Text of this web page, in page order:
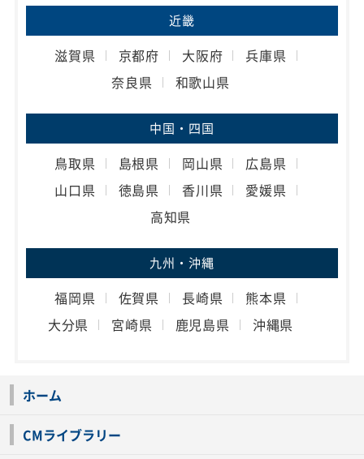
近畿
滋賀県 京都府 大阪府
兵庫県
奈良県
和歌山県
中国・四国
鳥取県 島根県 岡山県
広島県
山口県
徳島県 香川県
愛媛県
高知県
九州・沖縄
福岡県 佐賀県 長崎県
熊本県
大分県
宮崎県 鹿児島県 沖縄県
ホーム
CMライブラリー